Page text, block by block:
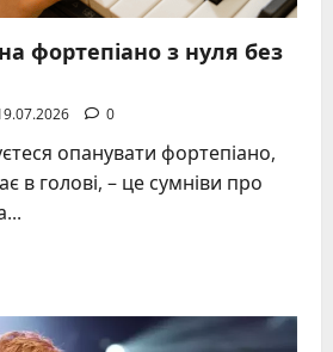
фортепіано з нуля без
0
опанувати фортепіано,
в голові, – це сумніви про